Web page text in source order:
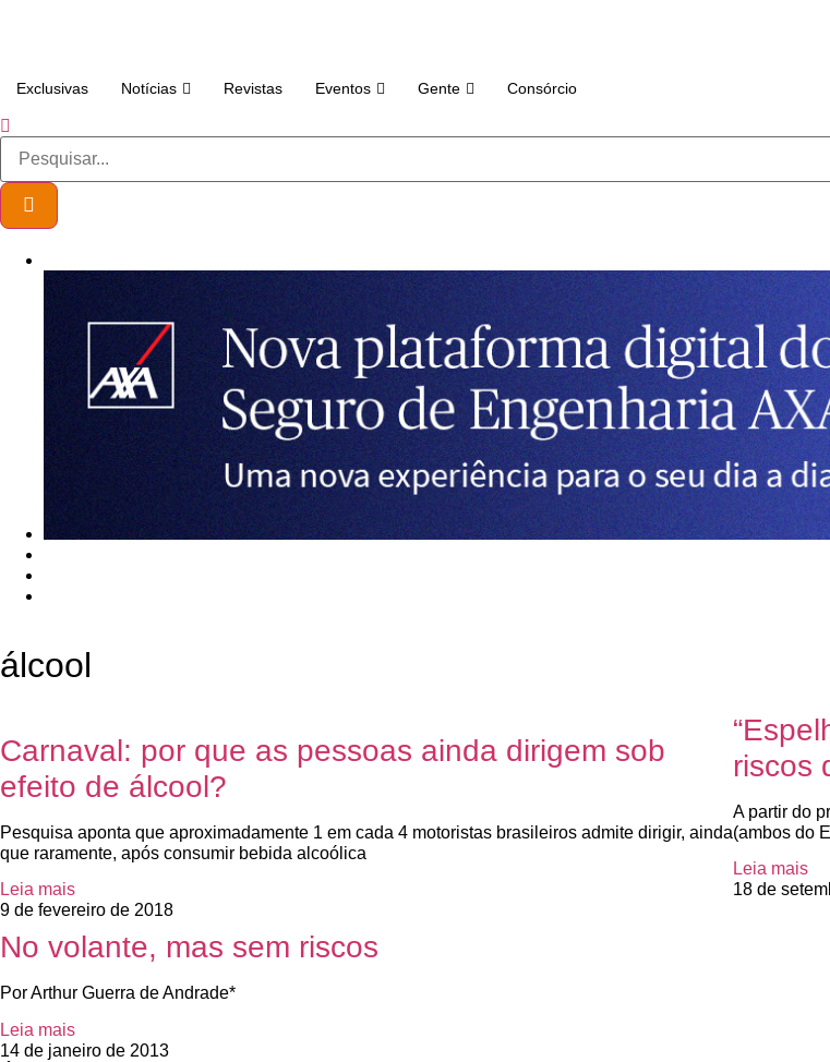
Exclusivas Notícias Revistas Eventos Gente Consórcio
álcool
Carnaval: por que as pessoas ainda dirigem sob
efeito de álcool?
Pesquisa aponta que aproximadamente 1 em cada 4 motoristas brasileiros admite dirigir, ainda
que raramente, após consumir bebida alcoólica
Leia mais
9 de fevereiro de 2018
riscos
A partir do
(ambos do
Leia mais
18 de
No volante, mas sem riscos
Por Arthur Guerra de Andrade*
Leia mais
14 de janeiro de 2013